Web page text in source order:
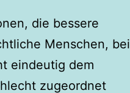
die bessere
Menschen, bei
eindeutig dem
zugeordnet